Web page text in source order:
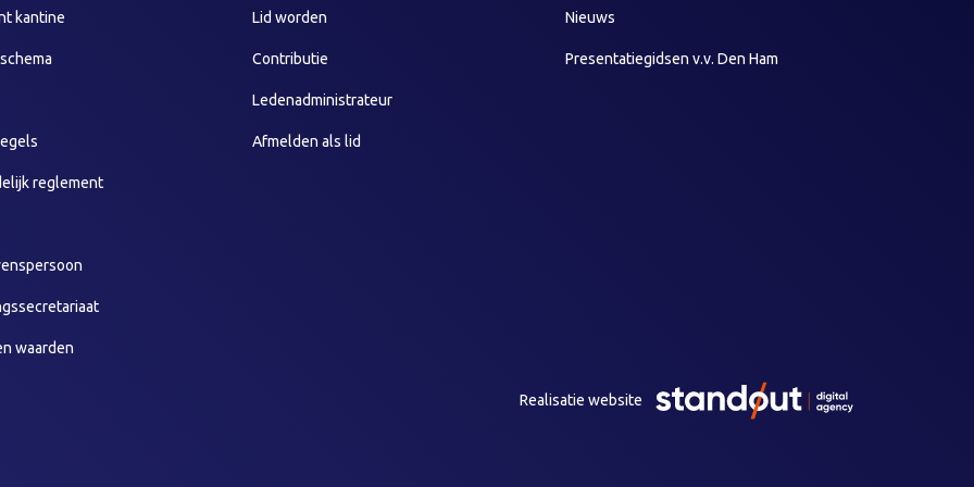
kantine
reglement
waarden
Lid worden
Contributie
Ledenadministrateur
Afmelden als lid
Nieuws
Presentatiegidsen v.v. Den Ham
Realisatie website